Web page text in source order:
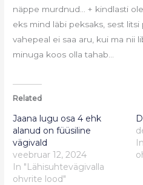
näppe murdnud… + kindlasti
eks mind läbi peksaks, sest
vahepeal ei saa aru, kui ma nii
minuga koos olla tahab…
Related
Jaana lugu osa 4 ehk
alanud on füüsiline
vägivald
veebruar 12, 2024
In "Lähisuhtevägivalla
ohvrite lood"